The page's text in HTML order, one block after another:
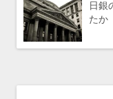
日銀
たか